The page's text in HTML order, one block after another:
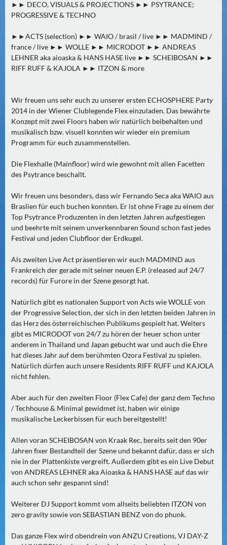
0
U
E
B
M
O
R
G
N
(
2
)
N
Ä
H
S
E
R
F
R
E
I
T
G
(
0
N
Ä
C
S
T
E
►► DECO, VISUALS & PROJECTIONS ►► PSYTRANCE;
PROGRESSIVE & TECHNO
►►ACTS (selection) ►► WAIO / brasil / live ►► MADMIND /
france / live ►► WOLLE ►► MICRODOT ►► ANDREAS
LEHNER aka aioaska & HANS HASE live ►► SCHEIBOSAN ►►
RIFF RUFF & KAJOLA ►► ITZON & more
Wir freuen uns sehr euch zu unserer ersten ECHOSPHERE Party
2014 in der Wiener Clublegende Flex einzuladen. Das bewährte
Konzept mit zwei Floors haben wir natürlich beibehalten und
musikalisch bzw. visuell konnten wir wieder ein premium
Programm für euch zusammenstellen.
Die Flexhalle (Mainfloor) wird wie gewohnt mit allen Facetten
des Psytrance beschallt.
Wir freuen uns besonders, dass wir Fernando Seca aka WAIO aus
Braslien für euch buchen konnten. Er ist ohne Frage zu einem der
Top Psytrance Produzenten in den letzten Jahren aufgestiegen
und beehrte mit seinem unverkennbaren Sound schon fast jedes
Festival und jeden Clubfloor der Erdkugel.
Als zweiten Live Act präsentieren wir euch MADMIND aus
Frankreich der gerade mit seiner neuen E.P. (released auf 24/7
records) für Furore in der Szene gesorgt hat.
Natürlich gibt es nationalen Support von Acts wie WOLLE von
der Progressive Selection, der sich in den letzten beiden Jahren in
das Herz des österreichischen Publikums gespielt hat. Weiters
gibt es MICRODOT von 24/7 zu hören der heuer schon unter
anderem in Thailand und Japan gebucht war und auch die Ehre
hat dieses Jahr auf dem berühmten Ozora Festival zu spielen.
Natürlich dürfen auch unsere Residents RIFF RUFF und KAJOLA
nicht fehlen.
Aber auch für den zweiten Floor (Flex Cafe) der ganz dem Techno
/ Techhouse & Minimal gewidmet ist, haben wir einige
musikalische Leckerbissen für euch bereitgestellt!
Allen voran SCHEIBOSAN von Kraak Rec, bereits seit den 90er
Jahren fixer Bestandteil der Szene und bekannt dafür, dass er sich
nie in der Plattenkiste vergreift. Außerdem gibt es ein Live Debut
von ANDREAS LEHNER aka Aioaska & HANS HASE auf das wir
auch schon sehr gespannt sind!
Weiterer DJ Support kommt vom allseits beliebten ITZON von
zero gravity sowie von SEBASTIAN BENZ von do phunk.
Das ganze Flex wird obendrein von ANZU Creations, VJ DAY-Z